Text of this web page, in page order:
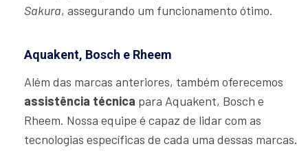
Sakura, assegurando um funcionamento ótimo.
Aquakent, Bosch e Rheem
Além das marcas anteriores, também oferecemos
assistência técnica para Aquakent, Bosch e
Rheem. Nossa equipe é capaz de lidar com as
tecnologias específicas de cada uma dessas marcas.